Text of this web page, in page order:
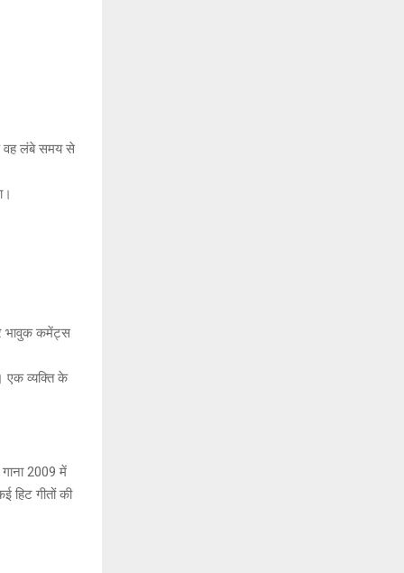
वह लंबे समय से
भावुक कमेंट्स
एक व्यक्ति के
2009 में
गीतों की